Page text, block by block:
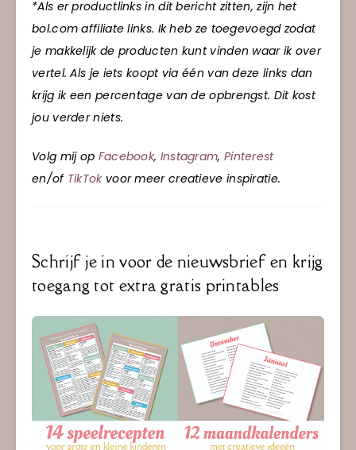
*Als er productlinks in dit bericht zitten, zijn het
bol.com affiliate links. Ik heb ze toegevoegd zodat
je makkelijk de producten kunt vinden waar ik over
vertel. Als je iets koopt via één van deze links dan
krijg ik een percentage van de opbrengst. Dit kost
jou verder niets.
Volg mij op Facebook, Instagram, Pinterest
en/of TikTokvoor meer creatieve inspiratie.
Schrijf je in voor de nieuwsbrief en krijg
toegang tot extra gratis printables